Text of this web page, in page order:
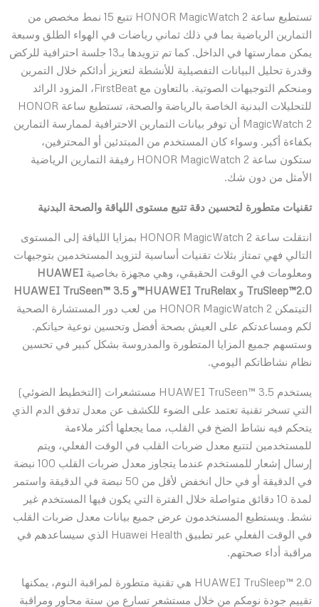
تستطيع ساعة HONOR MagicWatch 2 تتبع 15 نمط مخصص من
التمارين الرياضية بما في ذلك ثماني رياضات في الهواء الطلق وسبعة
يمكن ممارستها في الداخل. كما تم تزويدها بـ13 جلسة احترافية للركض
وقدرة تحليل البيانات التفصيلية للأنشطة لتعزيز أدائكم خلال التمرين
ومنحكم التوجيهات الصوتية. بالتعاون مع FirstBeat، المزود الرائد
للتحليلات البدنية الخاصة بالرياضة والصحة، تستطيع ساعة HONOR
MagicWatch 2 أن توفر بيانات التمارين الاحترافية لممارسة التمارين
بكفاءة أكبر. وسواء كان المستخدم من المبتدئين أو المحترفين،
ستكون ساعة HONOR MagicWatch 2 رفيقة التمارين الرياضية
الأمثل من دون شك.
تقنيات متطورة لتحسين دقة تتبع مستوى اللياقة والصحة البدنية
انتقلت ساعة HONOR MagicWatch 2 بمزايا اللياقة إلى المستوى
التالي فهي تمتاز بثلاث تقنيات أساسية لتزويد المستخدمين بتوجيهات
ومعلومات في الوقت الحقيقي، وهي مجهزة بخاصية HUAWEI
TruSleep™2.0 و HUAWEI TruRelax™ و
التيتمكن HONOR MagicWatch 2 من لعب دور المستشارة الصحية
لكم ومساعدتكم على العيش بصحة أفضل وتحسين نوعية حياتكم.
وستسهم جميع المزايا المتطورة والمدروسة بشكل كبير في تحسين
نظام نشاطاتكم اليومي.
يستخدم HUAWEI TruSeen™ 3.5 مستشعرات (التخطيط الضوئي)
التي تسخر تقنية تعتمد على الضوء للكشف عن معدل تدفق الدم الذي
يتحكم فيه نشاط الضخ في القلب، مما يجعلها أكثر ملاءمة
للمستخدمين لتتبع معدل ضربات القلب في الوقت الفعلي، ويتم
إرسال إشعار للمستخدم عندما يتجاوز معدل ضربات القلب 100 نبضة
في الدقيقة أو في حال انخفض لأقل من 50 نبضة في الدقيقة واستمر
لمدة 10 دقائق متواصلة خلال الفترة التي يكون فيها المستخدم غير
نشط. ويستطيع المستخدمون عرض جميع بيانات معدل ضربات القلب
في الوقت الفعلي عبر تطبيق Huawei Health الذي سيساعدهم في
مراقبة أداء صحتهم.
HUAWEI TruSleep™ 2.0 هي تقنية متطورة لمراقبة النوم، يمكنها
تقييم جودة نومكم من خلال مستشعر تسارع من ستة محاور ومراقبة